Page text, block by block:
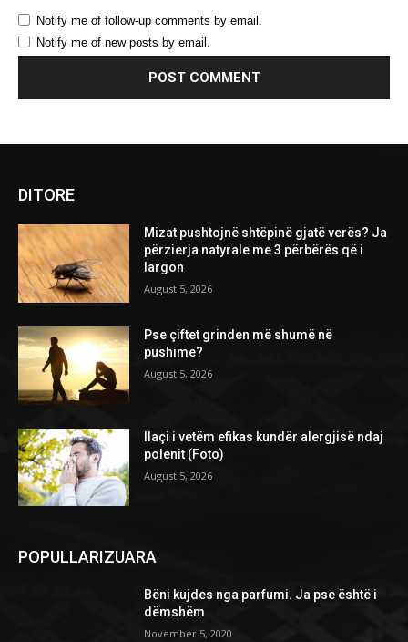
Notify me of follow-up comments by email.
Notify me of new posts by email.
DITORE
Mizat pushtojnë shtëpinë gjatë verës? Ja
përzierja natyrale me 3 përbërës që i
largon
August 5, 2026
Pse çiftet grinden më shumë në
pushime?
August 5, 2026
Ilaçi i vetëm efikas kundër alergjisë ndaj
polenit (Foto)
August 5, 2026
POPULLARIZUARA
Bëni kujdes nga parfumi. Ja pse është i
dëmshëm
November 5, 2020